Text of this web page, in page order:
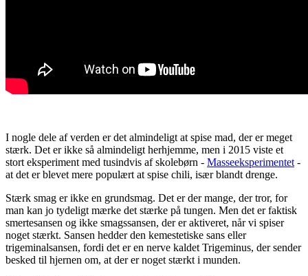
I nogle dele af verden er det almindeligt at spise mad, der er meget
stærk. Det er ikke så almindeligt herhjemme, men i 2015 viste et
stort eksperiment med tusindvis af skolebørn - Masseeksperimentet -
at det er blevet mere populært at spise chili, især blandt drenge.
Stærk smag er ikke en grundsmag. Det er der mange, der tror, for
man kan jo tydeligt mærke det stærke på tungen. Men det er faktisk
smertesansen og ikke smagssansen, der er aktiveret, når vi spiser
noget stærkt. Sansen hedder den kemestetiske sans eller
trigeminalsansen, fordi det er en nerve kaldet Trigeminus, der sender
besked til hjernen om, at der er noget stærkt i munden.